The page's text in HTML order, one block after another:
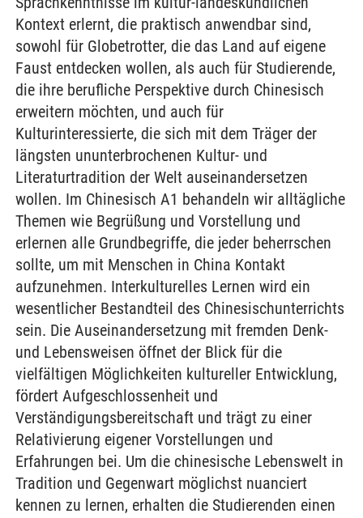
Kontext erlernt, die praktisch anwendbar sind,
sowohl für Globetrotter, die das Land auf eigene
Faust entdecken wollen, als auch für Studierende,
die ihre berufliche Perspektive durch Chinesisch
erweitern möchten, und auch für
Kulturinteressierte, die sich mit dem Träger der
längsten ununterbrochenen Kultur- und
Literaturtradition der Welt auseinandersetzen
wollen. Im Chinesisch A1 behandeln wir alltägliche
Themen wie Begrüßung und Vorstellung und
erlernen alle Grundbegriffe, die jeder beherrschen
sollte, um mit Menschen in China Kontakt
aufzunehmen. Interkulturelles Lernen wird ein
wesentlicher Bestandteil des Chinesischunterrichts
sein. Die Auseinandersetzung mit fremden Denk-
und Lebensweisen öffnet der Blick für die
vielfältigen Möglichkeiten kultureller Entwicklung,
fördert Aufgeschlossenheit und
Verständigungsbereitschaft und trägt zu einer
Relativierung eigener Vorstellungen und
Erfahrungen bei. Um die chinesische Lebenswelt in
Tradition und Gegenwart möglichst nuanciert
kennen zu lernen, erhalten die Studierenden einen